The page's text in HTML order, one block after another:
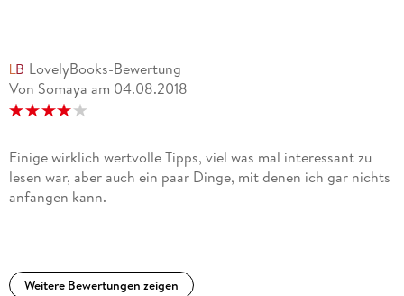
LovelyBooks-Bewertung
Von Somaya am 04.08.2018
Einige wirklich wertvolle Tipps, viel was mal interessant zu
lesen war, aber auch ein paar Dinge, mit denen ich gar nichts
anfangen kann.
Weitere Bewertungen zeigen